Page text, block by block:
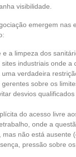
visibilidade.
emergem nas
e a limpeza dos
industriais onde a
verdadeira
gerentes sobre os
desvios
do acesso livre
onde a
mas não está ausente
pressão sobre